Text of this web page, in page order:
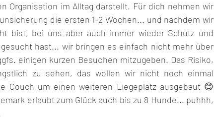
Organisation im Alltag darstellt. Für dich nehmen wir
die ersten 1-2 Wochen... und nachdem wir
bist, bei uns aber auch immer wieder Schutz und
hast... wir bringen es einfach nicht mehr über
einigen kurzen Besuchen mitzugeben. Das Risiko,
zu sehen, das wollen wir nicht noch einmal
Couch um einen weiteren Liegeplatz ausgebaut 😊
erlaubt zum Glück auch bis zu 8 Hunde... puhhh,